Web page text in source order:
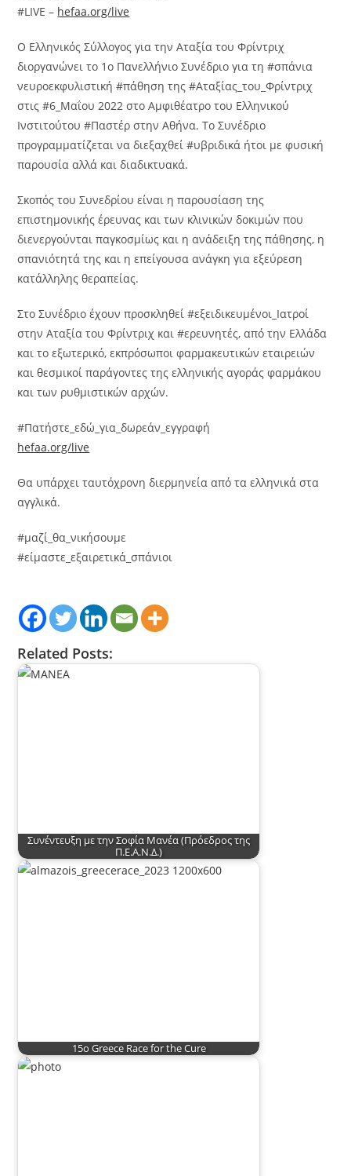
#LIVE – hefaa.org/live
Ο Ελληνικός Σύλλογος για την Αταξία του Φρίντριχ
διοργανώνει το 1ο Πανελλήνιο Συνέδριο για τη #σπάνια
νευροεκφυλιστική #πάθηση της #Αταξίας_του_Φρίντριχ
στις #6_Μαΐου 2022 στο Αμφιθέατρο του Ελληνικού
Ινστιτούτου #Παστέρ στην Αθήνα. Το Συνέδριο
προγραμματίζεται να διεξαχθεί #υβριδικά ήτοι με φυσική
παρουσία αλλά και διαδικτυακά.
Σκοπός του Συνεδρίου είναι η παρουσίαση της
επιστημονικής έρευνας και των κλινικών δοκιμών που
διενεργούνται παγκοσμίως και η ανάδειξη της πάθησης, η
σπανιότητά της και η επείγουσα ανάγκη για εξεύρεση
κατάλληλης θεραπείας.
Στο Συνέδριο έχουν προσκληθεί #εξειδικευμένοι_Ιατροί
στην Αταξία του Φρίντριχ και #ερευνητές, από την Ελλάδα
και το εξωτερικό, εκπρόσωποι φαρμακευτικών εταιρειών
και θεσμικοί παράγοντες της ελληνικής αγοράς φαρμάκου
και των ρυθμιστικών αρχών.
#Πατήστε_εδώ_για_δωρεάν_εγγραφή
hefaa.org/live
Θα υπάρχει ταυτόχρονη διερμηνεία από τα ελληνικά στα
αγγλικά.
#μαζί_θα_νικήσουμε
#είμαστε_εξαιρετικά_σπάνιοι
Related Posts:
Συνέντευξη με την Σοφία Μανέα (Πρόεδρος της
Π.Ε.Α.Ν.Δ.)
15o Greece Race for the Cure